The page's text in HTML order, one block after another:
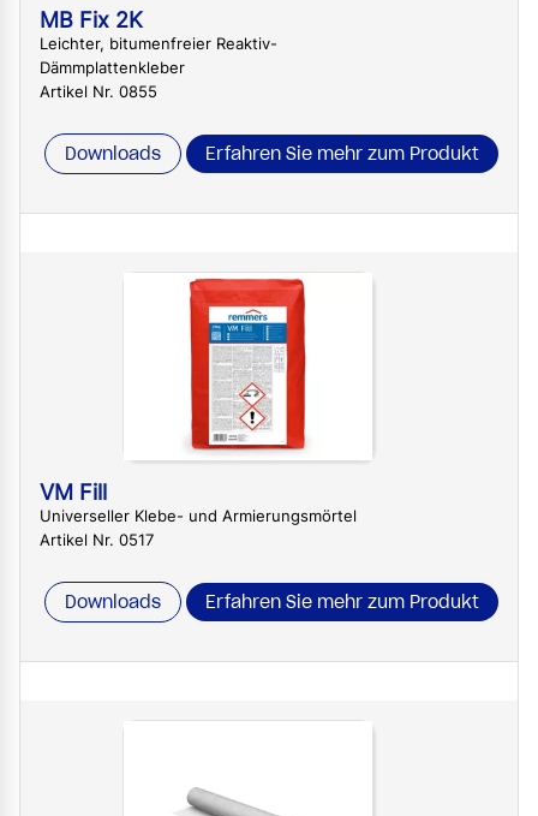
MB Fix 2K
Leichter, bitumenfreier Reaktiv-
Dämmplattenkleber
Artikel Nr. 0855
Downloads Erfahren Sie mehr zum Produkt
VM Fill
Universeller Klebe- und Armierungsmörtel
Artikel Nr. 0517
Downloads Erfahren Sie mehr zum Produkt